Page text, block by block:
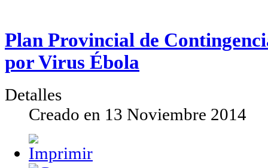
Plan Provincial de
por Virus Ébola
Detalles
Creado en 13 Noviembre 2014